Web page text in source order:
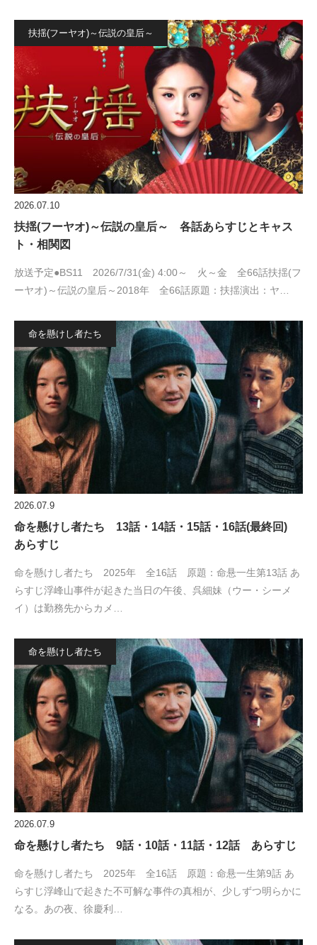
扶揺(フーヤオ)～伝説の皇后～
2026.07.10
扶揺(フーヤオ)～伝説の皇后～ 各話あらすじとキャス
ト・相関図
放送予定●BS11 2026/7/31(金) 4:00～ 火～金 全66話扶揺(フ
ーヤオ)～伝説の皇后～2018年 全66話原題：扶揺演出：ヤ…
命を懸けし者たち
2026.07.9
命を懸けし者たち 13話・14話・15話・16話(最終回)
あらすじ
命を懸けし者たち 2025年 全16話 原題：命悬一生第13話 あ
らすじ浮峰山事件が起きた当日の午後、呉細妹（ウー・シーメ
イ）は勤務先からカメ…
命を懸けし者たち
2026.07.9
命を懸けし者たち 9話・10話・11話・12話 あらすじ
命を懸けし者たち 2025年 全16話 原題：命悬一生第9話 あ
らすじ浮峰山で起きた不可解な事件の真相が、少しずつ明らかに
なる。あの夜、徐慶利…